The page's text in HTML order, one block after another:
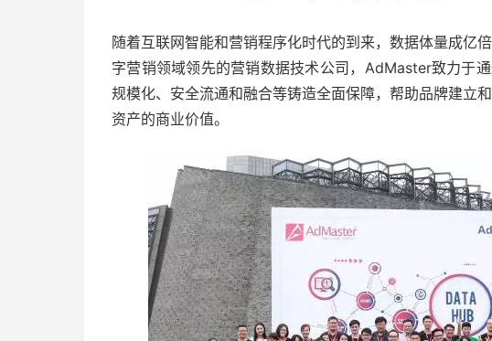
随着互联网智能和营销程序化时代的到来，数据体量成亿
字营销领域领先的营销数据技术公司，AdMaster致力于
规模化、安全流通和融合等铸造全面保障，帮助品牌建立
资产的商业价值。